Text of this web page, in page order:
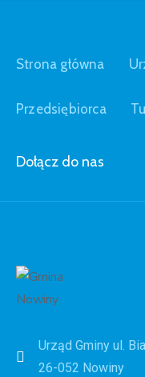
Strona główna
Przedsiębiorca
Dołącz do nas
Urząd Gminy ul.
26-052 Nowiny